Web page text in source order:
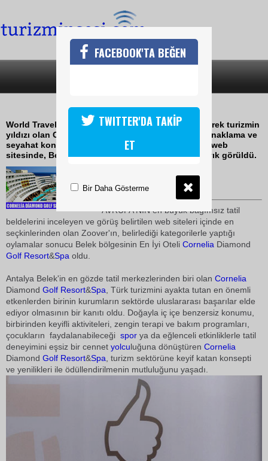
BELEK BÖLGESİNİN EN İYİ OTELİ
World Travel Awards 2009'dan bu yıl 3 ödülle dönerek turizmin
yıldızı olan Cornelia Diamond Golf Resort&Spa, konaklama ve
seyahat konusunda görüşleri içeren Zoover isimli web
sitesinde, Belek bölgesinin En İyi Otel ödülüne layık görüldü.
TURİZMİN SESİ
AVRUPA'NIN en büyük bağımsız tatil
beldelerini inceleyen ve görüş belirtilen web siteleri içinde en
seçkinlerinden olan Zoover'ın, belirlediği kategorilerle yaptığı
oylamalar sonucu Belek bölgesinin En İyi Oteli Cornelia Diamond
Golf Resort&Spa oldu.
Antalya Belek'in en gözde tatil merkezlerinden biri olan Cornelia
Diamond Golf Resort&Spa , Türk turizmini ayakta tutan en önemli
etkenlerden birinin kurumların sektörde uluslararası başarılar elde
ediyor olmasının bir kanıtı oldu. Doğayla iç içe benzersiz konumu,
birbirinden keyifli aktiviteleri, zengin terapi ve bakım programları,
çocukların faydalanabileceği spor ya da eğlenceli etkinliklerle tatil
deneyimini eşsiz bir cennet yolculuğuna dönüştüren Cornelia
Diamond Golf Resort&Spa , turizm sektörüne keyif katan konsepti
ve yenilikleri ile ödüllendirilmenin mutluluğunu yaşadı.
FACEBOOK'TA BEĞEN
TWITTER'DA TAKİP
ET
Bir Daha Gösterme